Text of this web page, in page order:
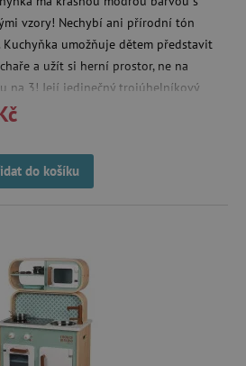
vzory! Nechybí ani přírodní tón
Kuchyňka umožňuje dětem představit
a užít si herní prostor, ne na
na 3! Její jedinečný trojúhelníkový
vynalézavou imitaci hračky, která
herní zážitek!
do košíku